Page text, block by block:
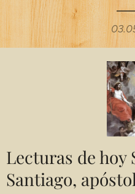
Lecturas de hoy
Santiago,